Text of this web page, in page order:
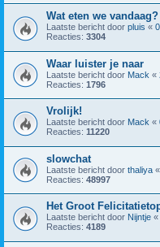
Wat eten we vandaag?
Laatste bericht door pluis «
Reacties: 3304
Waar luister je naar
Laatste bericht door Mack «
Reacties: 1796
Vrolijk!
Laatste bericht door Mack «
Reacties: 11220
slowchat
Laatste bericht door thaliya «
Reacties: 48997
Het Groot
Laatste bericht door Nijntje «
Reacties: 4189